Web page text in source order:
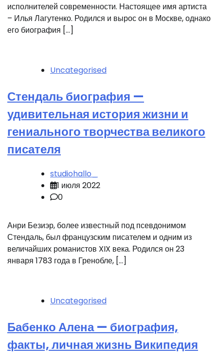
исполнителей современности. Настоящее имя артиста
– Илья Лагутенко. Родился и вырос он в Москве, однако
его биография […]
Uncategorised
Стендаль биография —
удивительная история жизни и
гениального творчества великого
писателя
studiohallo_
1 июля 2022
0
Анри Безиэр, более известный под псевдонимом
Стендаль, был французским писателем и одним из
величайших романистов XIX века. Родился он 23
января 1783 года в Гренобле, […]
Uncategorised
Бабенко Алена — биография,
факты, личная жизнь Википедия